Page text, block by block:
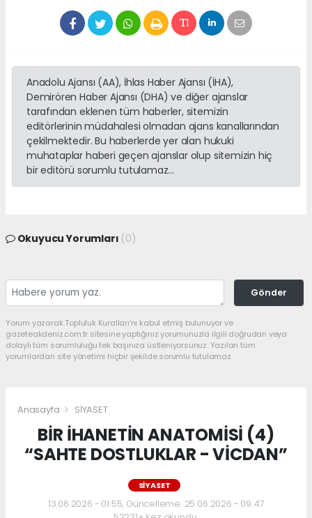
Anadolu Ajansı (AA), İhlas Haber Ajansı (İHA),
Demirören Haber Ajansı (DHA) ve diğer ajanslar
tarafından eklenen tüm haberler, sitemizin
editörlerinin müdahalesi olmadan ajans kanallarından
çekilmektedir. Bu haberlerde yer alan hukuki
muhataplar haberi geçen ajanslar olup sitemizin hiç
bir editörü sorumlu tutulamaz...
Okuyucu Yorumları (0)
Gönder
Yorum yazarak Topluluk Kuralları’nı kabul etmiş bulunuyor ve
gazeteakdeniz.com.tr sitesine yaptığınız yorumunuzla ilgili doğrudan veya
dolaylı tüm sorumluluğu tek başınıza üstleniyorsunuz. Yazılan tüm
yorumlardan site yönetimi hiçbir şekilde sorumlu tutulamaz.
Anasayfa SİYASET
BİR İHANETİN ANATOMİSİ (4)
“SAHTE DOSTLUKLAR - VİCDAN”
SİYASET
13.06.2026 - 01:55, Güncelleme: 25.06.2026 - 09:47